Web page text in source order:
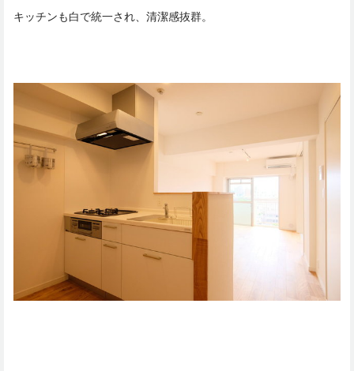
キッチンも白で統一され、清潔感抜群。